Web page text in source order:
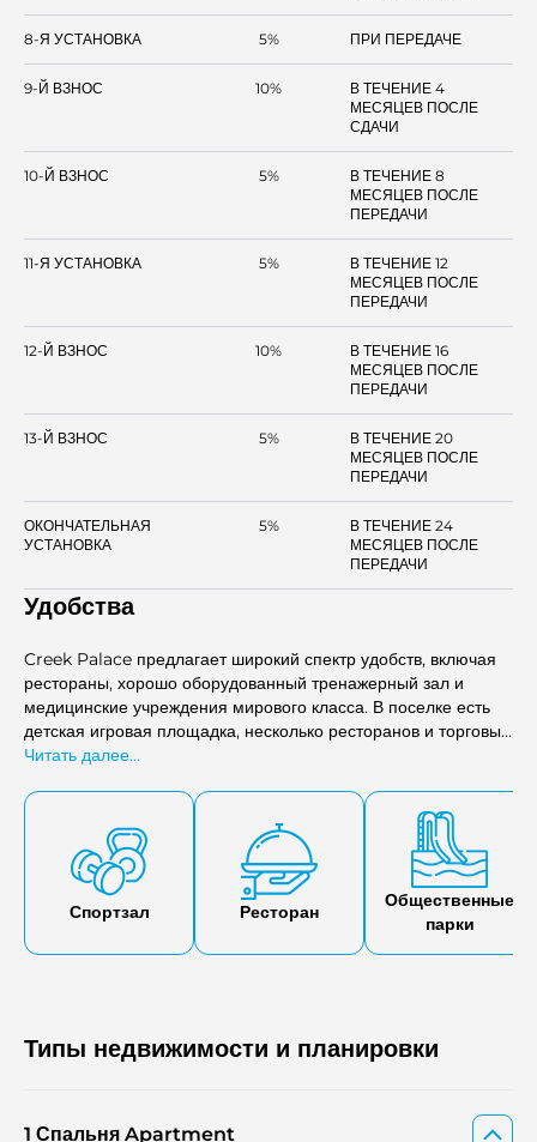
8-Я УСТАНОВКА 5% ПРИ ПЕРЕДАЧЕ
9-Й ВЗНОС 10%
В ТЕЧЕНИЕ 4
МЕСЯЦЕВ ПОСЛЕ
СДАЧИ
10-Й ВЗНОС 5%
В ТЕЧЕНИЕ 8
МЕСЯЦЕВ ПОСЛЕ
ПЕРЕДАЧИ
11-Я УСТАНОВКА 5%
В ТЕЧЕНИЕ 12
МЕСЯЦЕВ ПОСЛЕ
ПЕРЕДАЧИ
12-Й ВЗНОС 10%
В ТЕЧЕНИЕ 16
МЕСЯЦЕВ ПОСЛЕ
ПЕРЕДАЧИ
13-Й ВЗНОС 5%
В ТЕЧЕНИЕ 20
МЕСЯЦЕВ ПОСЛЕ
ПЕРЕДАЧИ
ОКОНЧАТЕЛЬНАЯ
УСТАНОВКА
5%
В ТЕЧЕНИЕ 24
МЕСЯЦЕВ ПОСЛЕ
ПЕРЕДАЧИ
Удобства
Creek Palace предлагает широкий спектр удобств, включая
рестораны, хорошо оборудованный тренажерный зал и
медицинские учреждения мирового класса. В поселке есть
детская игровая площадка, несколько ресторанов и торговых
точек, а также супермаркет и освежающий бассейн, что
Читать далее...
Спортзал Ресторан
Общественные
парки
Типы недвижимости и планировки
1 Спальня Apartment